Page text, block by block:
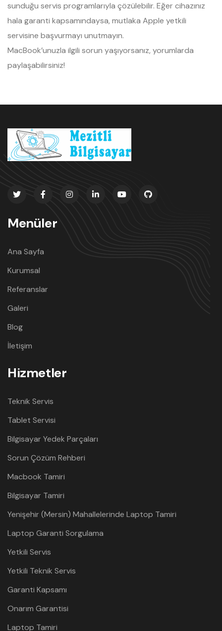
sunduğu servis programlarıyla çözülebilir. Eğer cihazınız
hala garanti kapsamındaysa, mutlaka Apple yetkili
servisine başvurmayı unutmayın.
MacBook’unuzla ilgili sorun yaşıyorsanız, yorumlarda
paylaşabilirsiniz!
Menüler
Ana Sayfa
Kurumsal
Referanslar
Galeri
Blog
İletişim
Hizmetler
Teknik Servis
Tablet Servisi
Bilgisayar Yedek Parçaları
Sorun Çözüm Rehberi
Macbook Tamiri
Bilgisayar Tamiri
Yenişehir (Mersin) Mahallelerinde Laptop Tamiri
Laptop Garanti Sorgulama
Yetkili Servis
Yetkili Teknik Servis
Garanti Kapsamı
Onarım Garantisi
Laptop Tamiri